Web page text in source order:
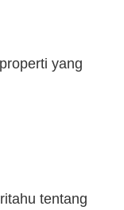
yang
tentang